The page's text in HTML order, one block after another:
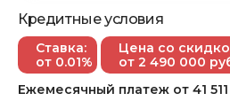
Кредитные условия
Ставка:
от 0.01%
Цена со
от 2 490 000
Ежемесячный платеж от 41 511